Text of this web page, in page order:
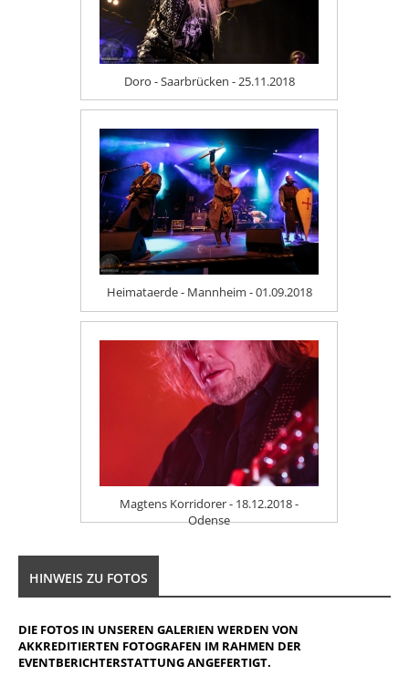
Doro - Saarbrücken - 25.11.2018
Heimataerde - Mannheim - 01.09.2018
Magtens Korridorer - 18.12.2018 -
Odense
HINWEIS ZU FOTOS
DIE FOTOS IN UNSEREN GALERIEN WERDEN VON
AKKREDITIERTEN FOTOGRAFEN IM RAHMEN DER
EVENTBERICHTERSTATTUNG ANGEFERTIGT.